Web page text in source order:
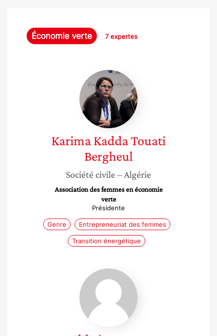
Économie verte 7 expertes
Karima
Kadda
Touati
Bergheul
KarimaKadda Touati
Bergheul
Société civile – Algérie
Association des femmes en économie
verte
Présidente
Genre Entrepreneuriat des femmes
Transition énergétique
Chloé
Boutron